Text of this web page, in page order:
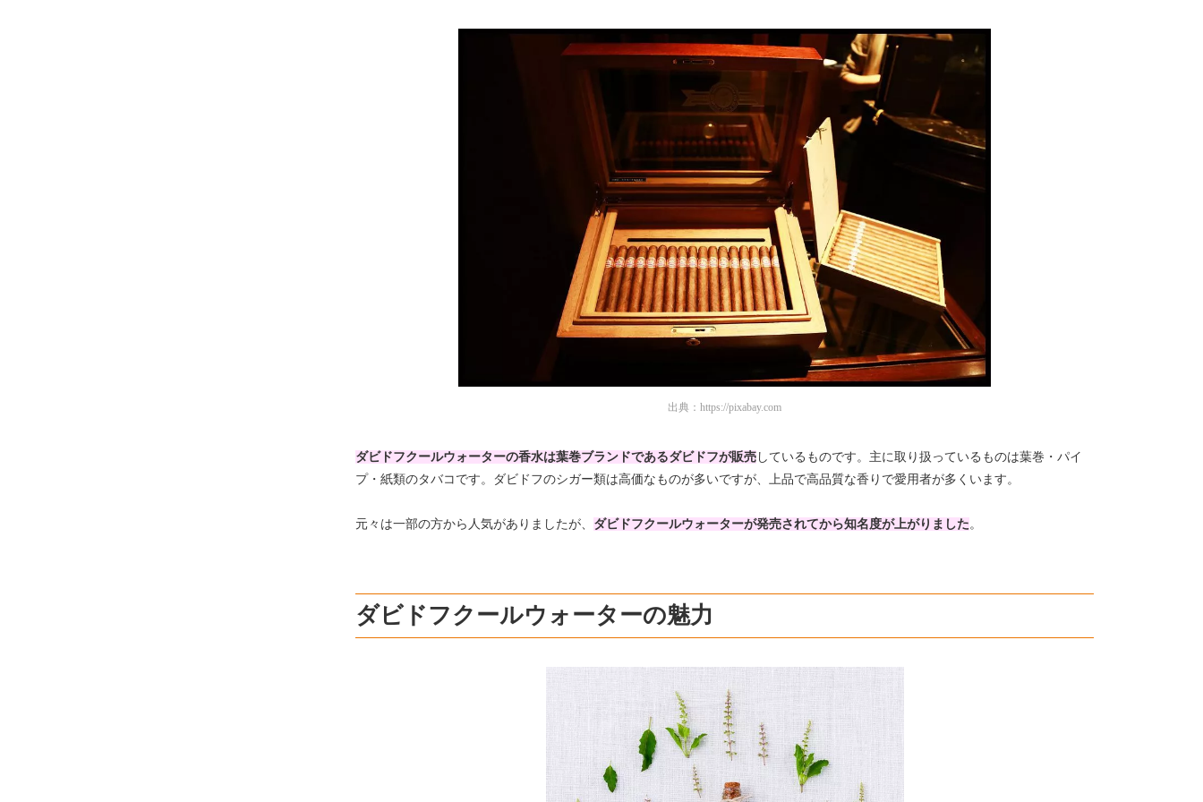
出典： https://pixabay.com
ダビドフクールウォーターの香水は葉巻ブランドであるダビドフが販売 しているものです。主に取り扱っているものは葉巻・パイ
プ・紙類のタバコです。ダビドフのシガー類は高価なものが多いですが、上品で高品質な香りで愛用者が多くいます。
元々は一部の方から人気がありましたが、 ダビドフクールウォーターが発売されてから知名度が上がりました 。
ダビドフクールウォーターの魅力